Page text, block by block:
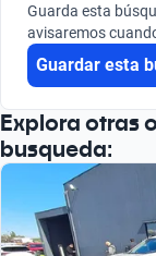
Busca por
Guarda esta
avisaremos
Guardar esta
Explora otras
busqueda: